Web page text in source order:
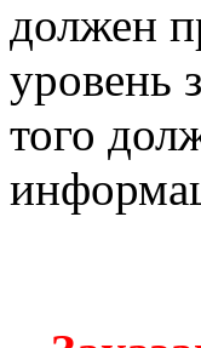
должен
уровень
того